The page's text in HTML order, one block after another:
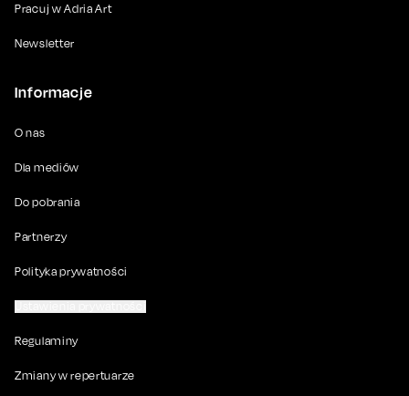
Pracuj w Adria Art
Newsletter
Informacje
O nas
Dla mediów
Do pobrania
Partnerzy
Polityka prywatności
Regulaminy
Zmiany w repertuarze